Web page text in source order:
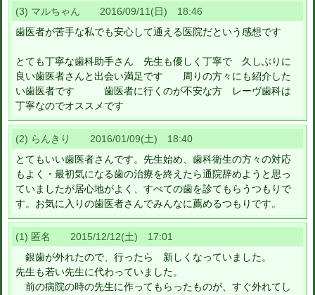
(3) マルちゃん 2016/09/11(日) 18:46
歯医者が苦手な私でも安心して通える医院だという感想です
とても丁寧な歯科助手さん 先生も優しく丁寧で 久しぶりに
良い歯医者さんと出会い満足です 周りの方々にも紹介した
い歯医者です 歯医者に行くのが不安な方 レーヴ歯科は
丁寧なのでオススメです
(2) らんきり 2016/01/09(土) 18:40
とてもいい歯医者さんです。先生始め、歯科衛生の方々の対応
もよく・最初気になる歯の治療を終えたら通院辞めようと思っ
ていましたが居心地がよく、すべての歯を診てもらうつもりで
す。お気に入りの歯医者さんでみんなに薦めるつもりです。
(1) 匿名 2015/12/12(土) 17:01
銀歯が外れたので、行ったら 新しくなっていました。
先生も若い先生に代わっていました。
前の病院の時の先生に作ってもらったものが、すぐ外れてし